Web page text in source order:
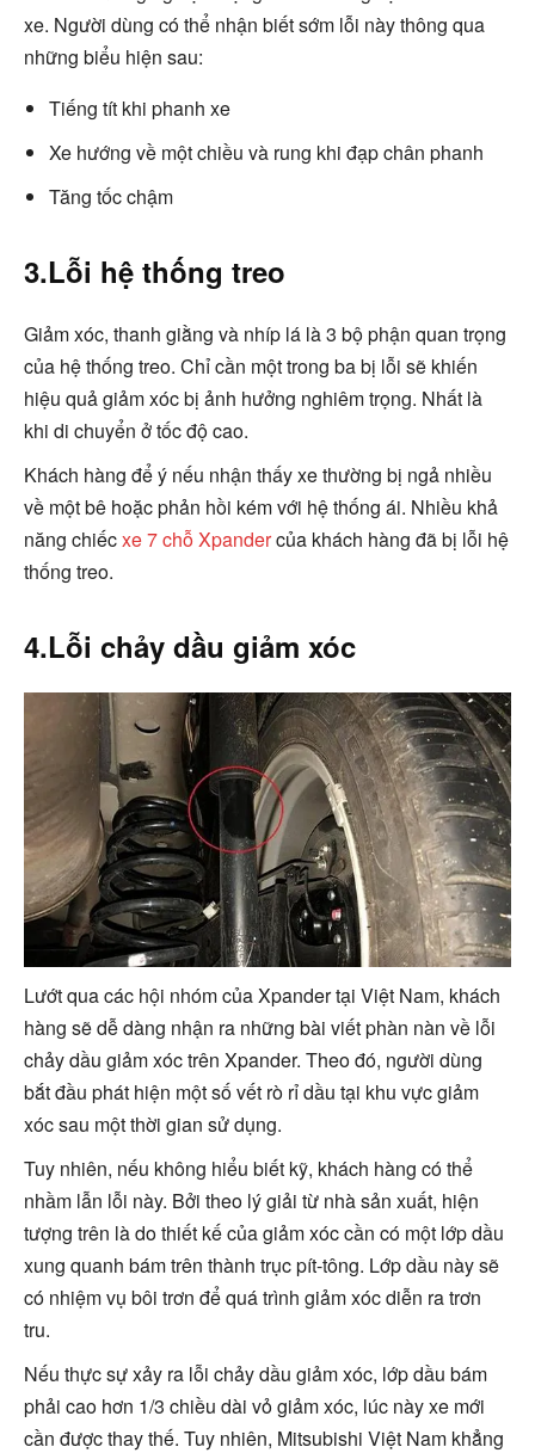
xe. Người dùng có thể nhận biết sớm lỗi này thông qua
những biểu hiện sau:
Tiếng tít khi phanh xe
Xe hướng về một chiều và rung khi đạp chân phanh
Tăng tốc chậm
3.Lỗi hệ thống treo
Giảm xóc, thanh giằng và nhíp lá là 3 bộ phận quan trọng
của hệ thống treo. Chỉ cần một trong ba bị lỗi sẽ khiến
hiệu quả giảm xóc bị ảnh hưởng nghiêm trọng. Nhất là
khi di chuyển ở tốc độ cao.
Khách hàng để ý nếu nhận thấy xe thường bị ngả nhiều
về một bê hoặc phản hồi kém với hệ thống ái. Nhiều khả
năng chiếcxe 7 chỗ Xpandercủa khách hàng đã bị lỗi hệ
thống treo.
4.Lỗi chảy dầu giảm xóc
Lướt qua các hội nhóm của Xpander tại Việt Nam, khách
hàng sẽ dễ dàng nhận ra những bài viết phàn nàn về lỗi
chảy dầu giảm xóc trên Xpander. Theo đó, người dùng
bắt đầu phát hiện một số vết rò rỉ dầu tại khu vực giảm
xóc sau một thời gian sử dụng.
Tuy nhiên, nếu không hiểu biết kỹ, khách hàng có thể
nhầm lẫn lỗi này. Bởi theo lý giải từ nhà sản xuất, hiện
tượng trên là do thiết kế của giảm xóc cần có một lớp dầu
xung quanh bám trên thành trục pít-tông. Lớp dầu này sẽ
có nhiệm vụ bôi trơn để quá trình giảm xóc diễn ra trơn
tru.
Nếu thực sự xảy ra lỗi chảy dầu giảm xóc, lớp dầu bám
phải cao hơn 1/3 chiều dài vỏ giảm xóc, lúc này xe mới
cần được thay thế. Tuy nhiên, Mitsubishi Việt Nam khẳng